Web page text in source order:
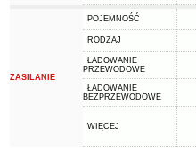
ZASILANIE
POJEMNOŚĆ
RODZAJ
ŁADOWANIE
PRZEWODOWE
ŁADOWANIE
BEZPRZEWODOWE
WIĘCEJ